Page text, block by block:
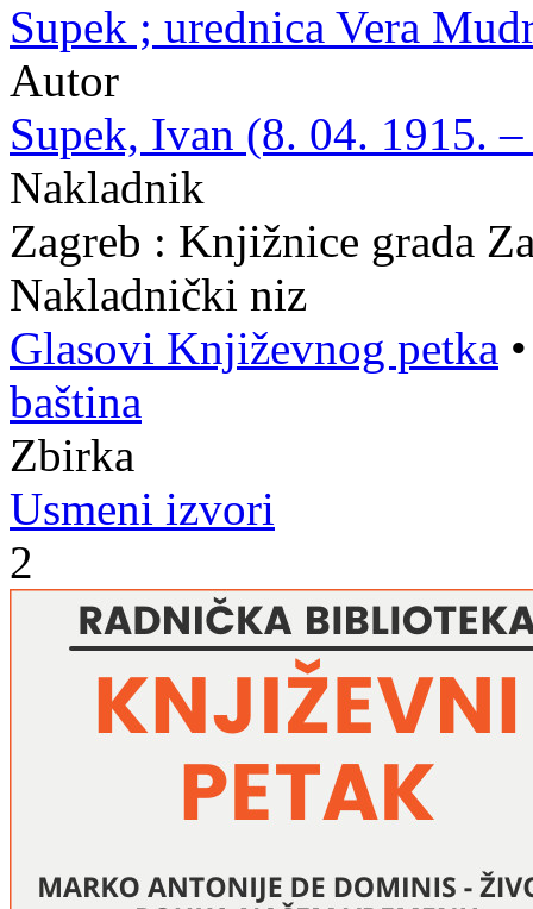
Supek ; urednica Vera
Autor
Supek, Ivan (8. 04. 1915.
Nakladnik
Zagreb : Knjižnice grada
Nakladnički niz
Glasovi Književnog petka
baština
Zbirka
Usmeni izvori
2